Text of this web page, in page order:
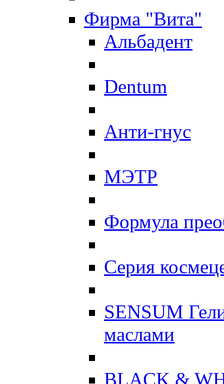
Фирма "Вита"
Альбадент
Dentum
Анти-гнус
МЭТР
Формула
Серия
SENSUM
маслами
BLACK &